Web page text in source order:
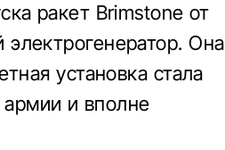
ракет Brimstone от
Она
установка стала
и вполне